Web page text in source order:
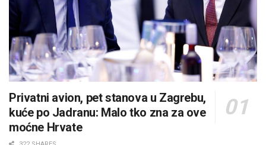
Privatni avion, pet stanova u Zagrebu,
kuće po Jadranu: Malo tko zna za ove
moćne Hrvate